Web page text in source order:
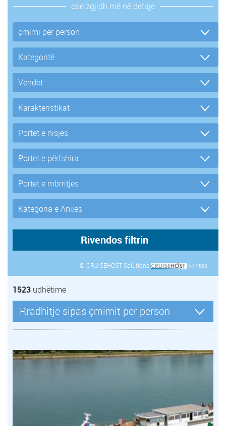
ose zgjidh më në detaje
© CRUISEHOST Solutions V4.1663
1523 udhëtime